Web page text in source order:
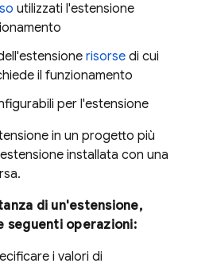
utilizzati l'estensione
risorse di cui
il funzionamento
per l'estensione
in un progetto più
installata con una
di un'estensione,
seguenti operazioni:
i valori di